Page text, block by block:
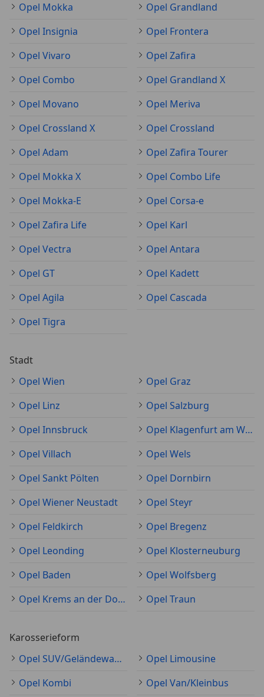
Opel Mokka
Opel Grandland
Opel Insignia
Opel Frontera
Opel Vivaro
Opel Zafira
Opel Combo
Opel Grandland X
Opel Movano
Opel Meriva
Opel Crossland X
Opel Crossland
Opel Adam
Opel Zafira Tourer
Opel Mokka X
Opel Combo Life
Opel Mokka-E
Opel Corsa-e
Opel Zafira Life
Opel Karl
Opel Vectra
Opel Antara
Opel GT
Opel Kadett
Opel Agila
Opel Cascada
Opel Tigra
Stadt
Opel Wien
Opel Graz
Opel Linz
Opel Salzburg
Opel Innsbruck
Opel Klagenfurt am Wörthersee
Opel Villach
Opel Wels
Opel Sankt Pölten
Opel Dornbirn
Opel Wiener Neustadt
Opel Steyr
Opel Feldkirch
Opel Bregenz
Opel Leonding
Opel Klosterneuburg
Opel Baden
Opel Wolfsberg
Opel Krems an der Donau
Opel Traun
Karosserieform
Opel SUV/Geländewagen/Pickup
Opel Limousine
Opel Kombi
Opel Van/Kleinbus